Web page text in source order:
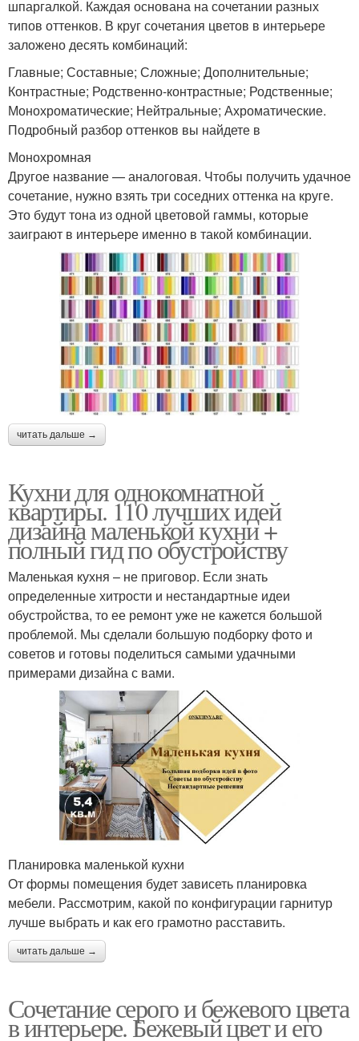
шпаргалкой. Каждая основана на сочетании разных
типов оттенков. В круг сочетания цветов в интерьере
заложено десять комбинаций:
Главные; Составные; Сложные; Дополнительные;
Контрастные; Родственно-контрастные; Родственные;
Монохроматические; Нейтральные; Ахроматические.
Подробный разбор оттенков вы найдете в
Монохромная
Другое название — аналоговая. Чтобы получить удачное
сочетание, нужно взять три соседних оттенка на круге.
Это будут тона из одной цветовой гаммы, которые
заиграют в интерьере именно в такой комбинации.
читать дальше →
Кухни для однокомнатной
квартиры. 110 лучших идей
дизайна маленькой кухни +
полный гид по обустройству
Маленькая кухня – не приговор. Если знать
определенные хитрости и нестандартные идеи
обустройства, то ее ремонт уже не кажется большой
проблемой. Мы сделали большую подборку фото и
советов и готовы поделиться самыми удачными
примерами дизайна с вами.
Планировка маленькой кухни
От формы помещения будет зависеть планировка
мебели. Рассмотрим, какой по конфигурации гарнитур
лучше выбрать и как его грамотно расставить.
читать дальше →
Сочетание серого и бежевого цвета
в интерьере. Бежевый цвет и его